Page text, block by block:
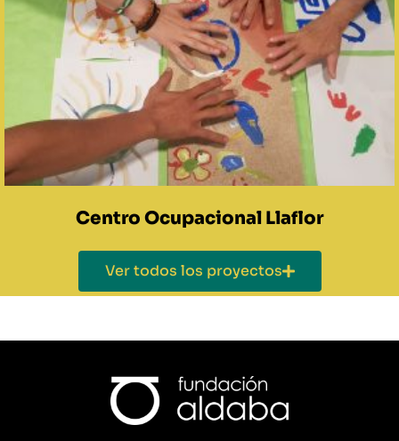
Centro Ocupacional Llaflor
Ver todos los proyectos